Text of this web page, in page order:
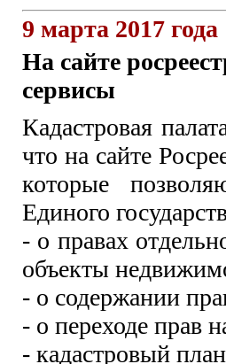
9 марта 2017 года
На сайте
сервисы
Кадастровая
что на сайте
которые
Единого
- о правах
объекты
- о содержании
- о переходе прав
- кадастровый